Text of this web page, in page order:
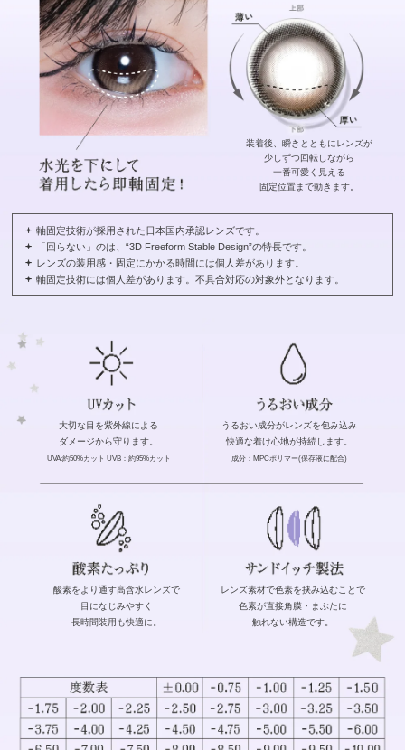
装着後、瞬きとともにレンズが
少しずつ回転しながら
一番可愛く見える
固定位置まで動きます。
軸固定技術が採用された日本国内承認レンズです。
「回らない」のは、“3D Freeform Stable Design”の特長です。
レンズの装用感・固定にかかる時間には個人差があります。
軸固定技術には個人差があります。不具合対応の対象外となります。
大切な目を紫外線による
ダメージから守ります。
UVA:約50%カット UVB：約95%カット
うるおい成分がレンズを包み込み
快適な着け心地が持続します。
成分：MPCポリマー(保存液に配合)
酸素をより通す高含水レンズで
目になじみやすく
長時間装用も快適に。
レンズ素材で色素を挟み込むことで
色素が直接角膜・まぶたに
触れない構造です。